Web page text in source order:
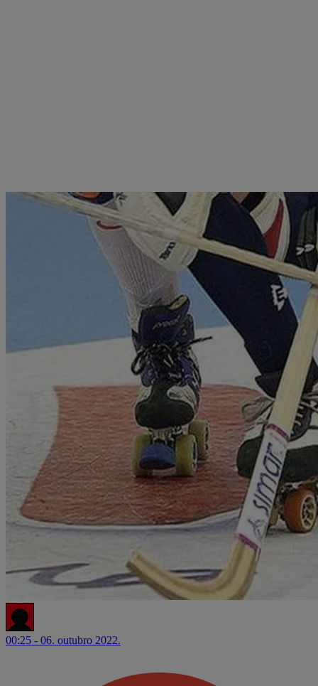
00:25 - 06. outubro 2022.